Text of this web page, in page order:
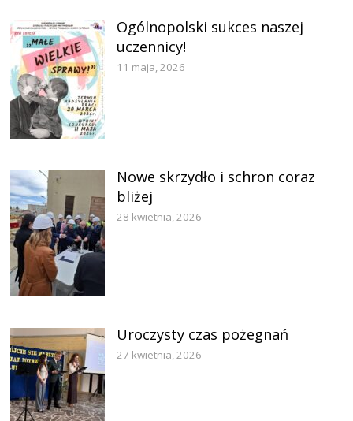
Ogólnopolski sukces naszej
uczennicy!
11 maja, 2026
Nowe skrzydło i schron coraz
bliżej
28 kwietnia, 2026
Uroczysty czas pożegnań
27 kwietnia, 2026